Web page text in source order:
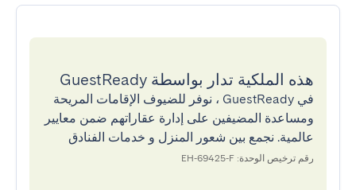
هذه الملكية تدار بواسطة GuestReady
في GuestReady ، نوفر للضيوف الإقامات المريحة
ومساعدة المضيفين على إدارة عقاراتهم ضمن معايير
عالمية. نجمع بين شعور المنزل و خدمات الفنادق
رقم ترخيص الوحدة: EH-69425-F